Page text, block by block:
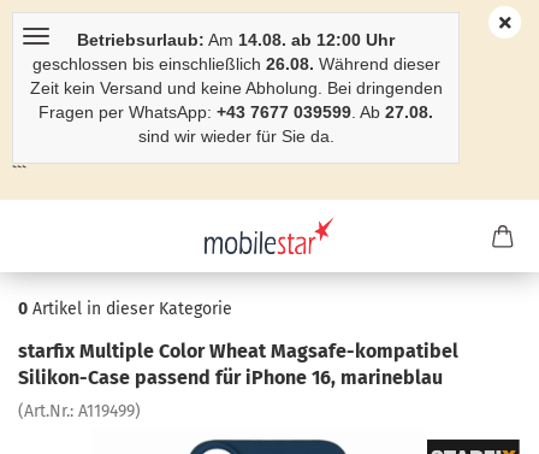
Betriebsurlaub: Am 14.08. ab 12:00 Uhr
geschlossen bis einschließlich 26.08. Während dieser
Zeit kein Versand und keine Abholung. Bei dringenden
Fragen per WhatsApp: +43 7677 039599 . Ab 27.08.
sind wir wieder für Sie da.
```
0 Artikel in dieser Kategorie
star­fix Mul­ti­ple Color Wheat Magsafe-​kompatibel
Silikon-​Case pas­send für iPho­ne 16, ma­ri­ne­blau
(Art.Nr.: A119499)